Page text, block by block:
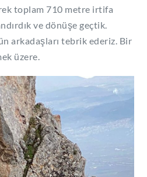
toplam 710 metre irtifa
ve dönüşe geçtik.
arkadaşları tebrik ederiz. Bir
üzere.